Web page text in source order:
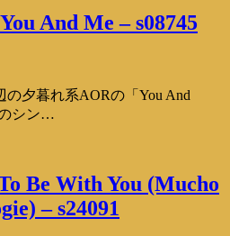
And Me – s08745
夕暮れ系AORの「You And
シン…
Be With You (Mucho
– s24091